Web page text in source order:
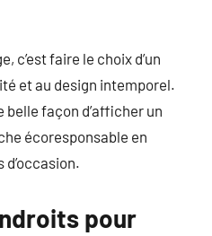
c’est faire le choix d’un
et au design intemporel.
belle façon d’afficher un
écoresponsable en
pour